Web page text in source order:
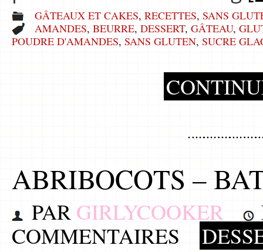
GÂTEAUX ET CAKES, RECETTES, SANS
AMANDES, BEURRE, DESSERT, GÂTEAU,
POUDRE D'AMANDES, SANS GLUTEN, SUCRE
ABRIBOCOTS –
PAR GIRLYCOOKER
COMMENTAIRES